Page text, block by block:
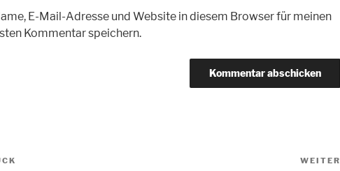
E-Mail-Adresse und Website in diesem Browser für meinen
Kommentar speichern.
WEITER